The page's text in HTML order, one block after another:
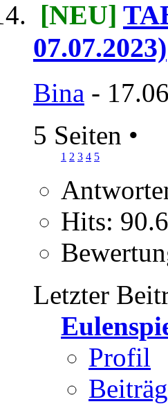
[NEU]
07.07.2023)
Bina -
5 Seiten •
1 2 3 4 5
Hits:
Letzter
Profil